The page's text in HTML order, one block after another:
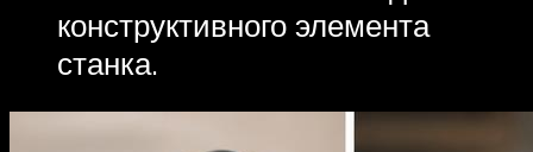
конструктивного элемента
станка.